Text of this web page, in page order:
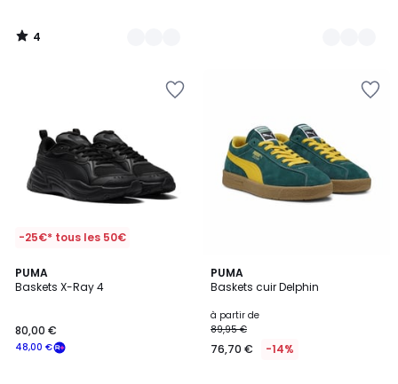
4
/
-25€* tous les 50€
PUMA
Baskets X-Ray 4
48,00 €
80,00 €
4
/
2
Couleurs
PUMA
Baskets cuir Delphin
à partir de
89,95 €
76,70 € -14%
5
/
2
Couleurs